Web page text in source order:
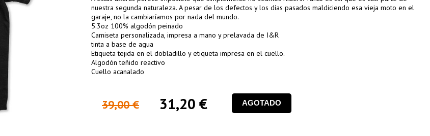
nuestra segunda naturaleza. A pesar de los defectos y los días pasados ​​maldiciendo esa vieja moto en el
garaje, no la cambiaríamos por nada del mundo.
5.3oz 100% algodón peinado
Camiseta personalizada, impresa a mano y prelavada de I&R
tinta a base de agua
Etiqueta tejida en el dobladillo y etiqueta impresa en el cuello.
Algodón teñido reactivo
Cuello acanalado
39,00 € 31,20 € AGOTADO